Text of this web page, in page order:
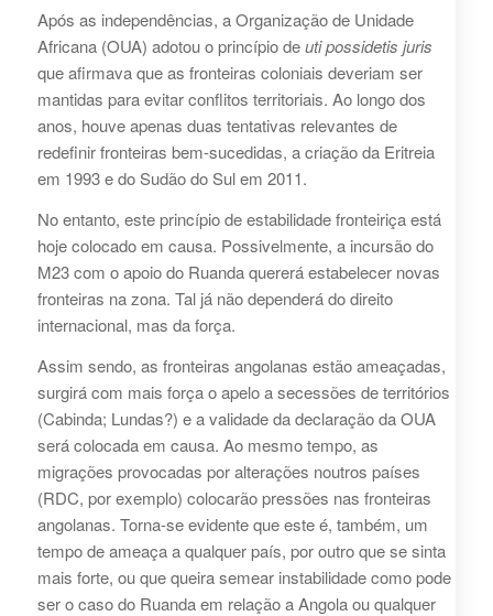
Após as independências, a Organização de Unidade
Africana (OUA) adotou o princípio deuti possidetis juris
que afirmava que as fronteiras coloniais deveriam ser
mantidas para evitar conflitos territoriais. Ao longo dos
anos, houve apenas duas tentativas relevantes de
redefinir fronteiras bem-sucedidas, a criação da Eritreia
em 1993 e do Sudão do Sul em 2011.
No entanto, este princípio de estabilidade fronteiriça está
hoje colocado em causa. Possivelmente, a incursão do
M23 com o apoio do Ruanda quererá estabelecer novas
fronteiras na zona. Tal já não dependerá do direito
internacional, mas da força.
Assim sendo, as fronteiras angolanas estão ameaçadas,
surgirá com mais força o apelo a secessões de territórios
(Cabinda; Lundas?) e a validade da declaração da OUA
será colocada em causa. Ao mesmo tempo, as
migrações provocadas por alterações noutros países
(RDC, por exemplo) colocarão pressões nas fronteiras
angolanas. Torna-se evidente que este é, também, um
tempo de ameaça a qualquer país, por outro que se sinta
mais forte, ou que queira semear instabilidade como pode
ser o caso do Ruanda em relação a Angola ou qualquer